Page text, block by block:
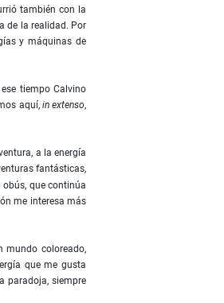
también con la
de la realidad. Por
y máquinas de
tiempo Calvino
aquí, in extenso,
a la energía
fantásticas,
que continúa
me interesa más
mundo coloreado,
que me gusta
paradoja, siempre